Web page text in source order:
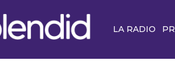
LA RADIO